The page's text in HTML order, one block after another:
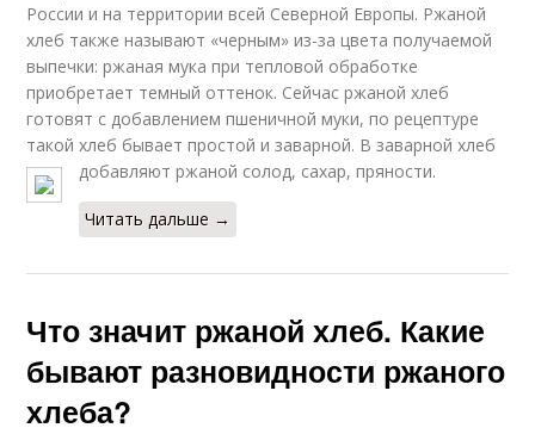
России и на территории всей Северной Европы. Ржаной
хлеб также называют «черным» из-за цвета получаемой
выпечки: ржаная мука при тепловой обработке
приобретает темный оттенок. Сейчас ржаной хлеб
готовят с добавлением пшеничной муки, по рецептуре
такой хлеб бывает простой и заварной. В заварной хлеб
добавляют ржаной солод, сахар, пряности.
Читать дальше →
Что значит ржаной хлеб. Какие
бывают разновидности ржаного
хлеба?